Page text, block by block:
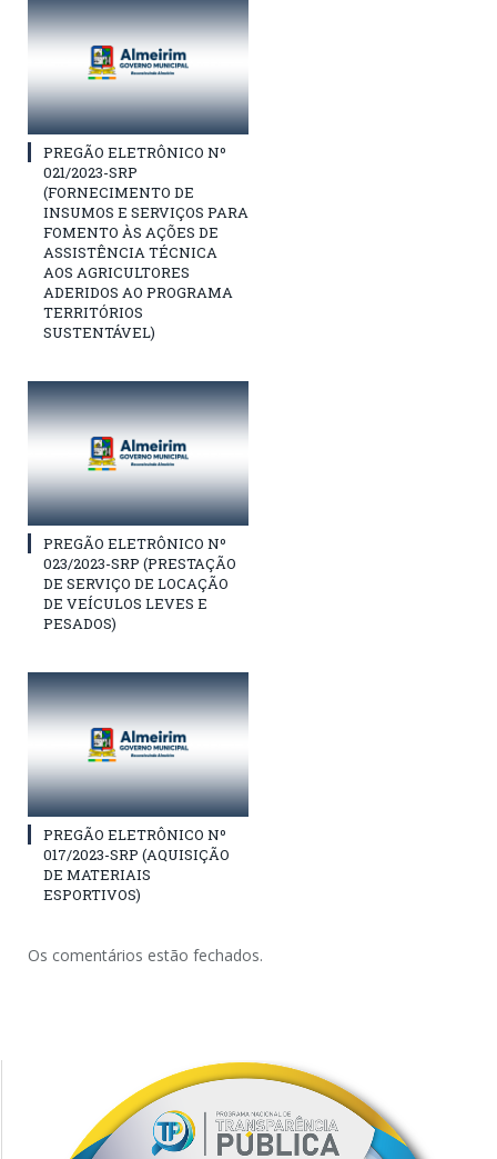
PREGÃO ELETRÔNICO Nº
021/2023-SRP
(FORNECIMENTO DE
INSUMOS E SERVIÇOS PARA
FOMENTO ÀS AÇÕES DE
ASSISTÊNCIA TÉCNICA
AOS AGRICULTORES
ADERIDOS AO PROGRAMA
TERRITÓRIOS
SUSTENTÁVEL)
PREGÃO ELETRÔNICO Nº
023/2023-SRP (PRESTAÇÃO
DE SERVIÇO DE LOCAÇÃO
DE VEÍCULOS LEVES E
PESADOS)
PREGÃO ELETRÔNICO Nº
017/2023-SRP (AQUISIÇÃO
DE MATERIAIS
ESPORTIVOS)
Os comentários estão fechados.